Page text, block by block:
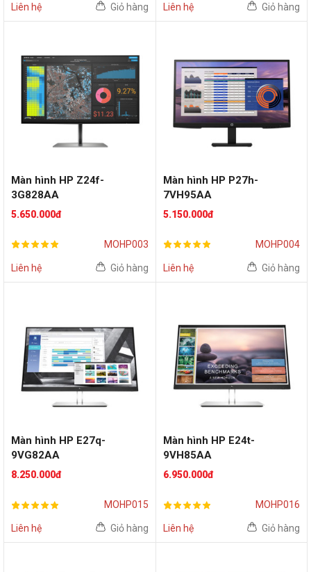
Liên hệ Giỏ hàng Liên hệ Giỏ hàng
Màn hình HP Z24f-
3G828AA
(24inch/FHD/IPS/60Hz)
5.650.000đ
MOHP003
Liên hệ Giỏ hàng
Màn hình HP P27h-
7VH95AA
(27inch/FHD/IPS/75Hz)
5.150.000đ
MOHP004
Liên hệ Giỏ hàng
Màn hình HP E27q-
9VG82AA
(27inch/QHD/IPS/60Hz)
8.250.000đ
MOHP015
Liên hệ Giỏ hàng
Màn hình HP E24t-
9VH85AA
(24inch/FHD/IPS/60Hz)
6.950.000đ
MOHP016
Liên hệ Giỏ hàng